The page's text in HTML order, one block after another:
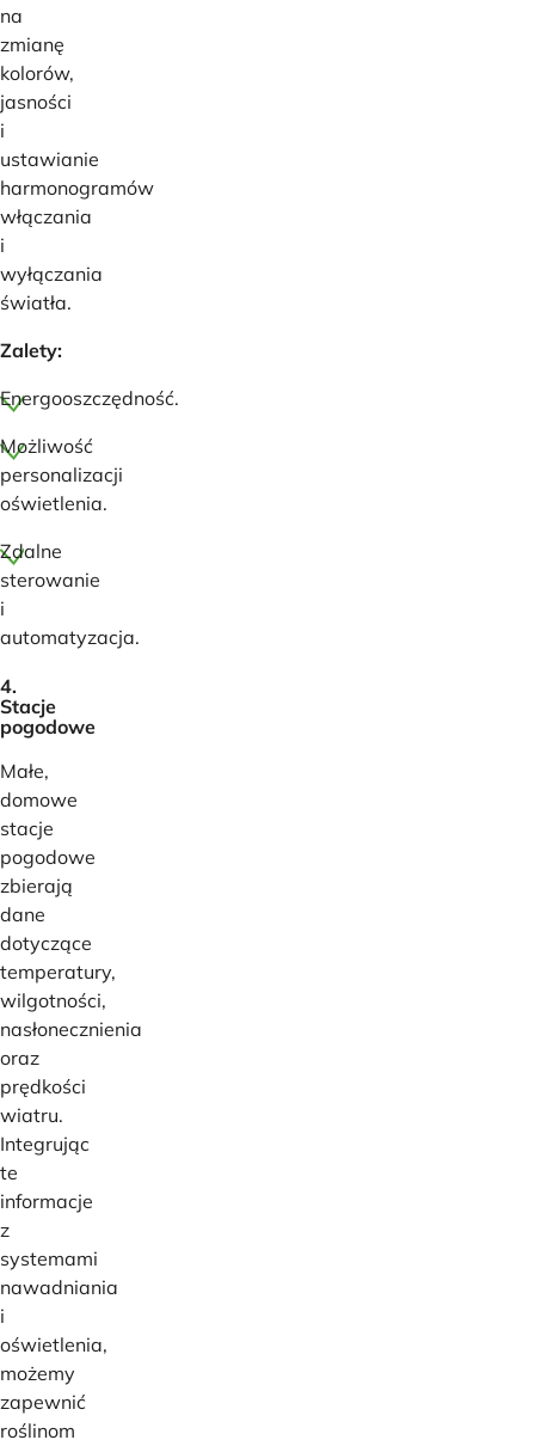
na
zmianę
kolorów,
jasności
i
ustawianie
harmonogramów
włączania
i
wyłączania
światła.
Zalety:
Energooszczędność.
Możliwość
personalizacji
oświetlenia.
Zdalne
sterowanie
i
automatyzacja.
4.
Stacje
pogodowe
Małe,
domowe
stacje
pogodowe
zbierają
dane
dotyczące
temperatury,
wilgotności,
nasłonecznienia
oraz
prędkości
wiatru.
Integrując
te
informacje
z
systemami
nawadniania
i
oświetlenia,
możemy
zapewnić
roślinom